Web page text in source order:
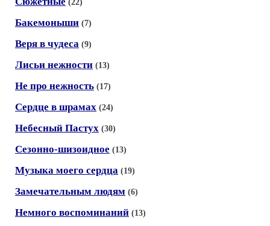
(22)
Бакемоныши (7)
Веря в чудеса (9)
Лисьи нежности (13)
Не про нежность (17)
Сердце в шрамах (24)
Небесный Пастух (30)
Сезонно-шизоидное (13)
Музыка моего сердца (19)
Замечательным людям (6)
Немного воспоминаний (13)